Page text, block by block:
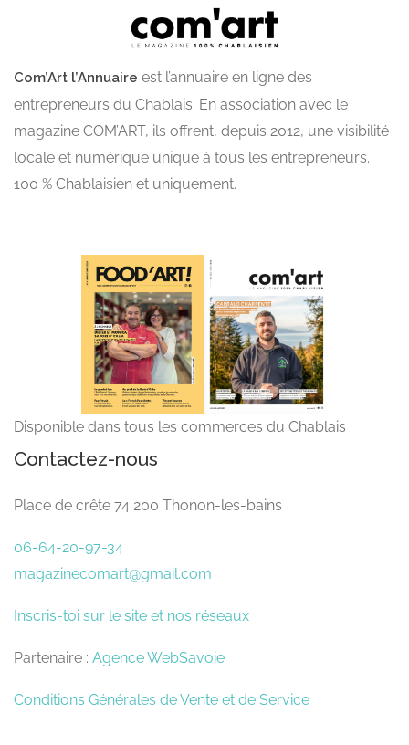
Com’Art l’Annuaire est l’annuaire en ligne des
entrepreneurs du Chablais. En association avec le
magazine COM’ART, ils offrent, depuis 2012, une visibilité
locale et numérique unique à tous les entrepreneurs.
100 % Chablaisien et uniquement.
Disponible dans tous les commerces du Chablais
Contactez-nous
Place de crête 74 200 Thonon-les-bains
06-64-20-97-34
magazinecomart@gmail.com
Inscris-toi sur le site et nos réseaux
Partenaire : Agence WebSavoie
Conditions Générales de Vente et de Service